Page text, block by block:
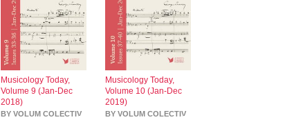
Musicology Today,
Volume 9 (Jan-Dec
2018)
BY VOLUM COLECTIV
Musicology Today,
Volume 10 (Jan-Dec
2019)
BY VOLUM COLECTIV